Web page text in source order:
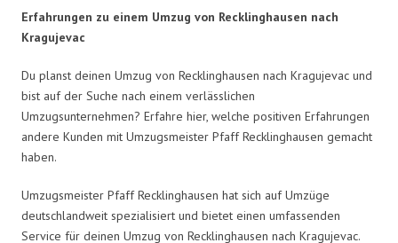
Erfahrungen zu einem Umzug von Recklinghausen nach
Kragujevac
Du planst deinen Umzug von Recklinghausen nach Kragujevac und
bist auf der Suche nach einem verlässlichen
Umzugsunternehmen? Erfahre hier, welche positiven Erfahrungen
andere Kunden mit Umzugsmeister Pfaff Recklinghausen gemacht
haben.
Umzugsmeister Pfaff Recklinghausen hat sich auf Umzüge
deutschlandweit spezialisiert und bietet einen umfassenden
Service für deinen Umzug von Recklinghausen nach Kragujevac.